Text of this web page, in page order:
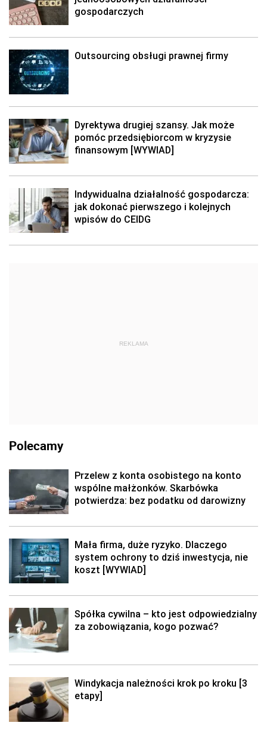
gospodarczych
Outsourcing obsługi prawnej firmy
Dyrektywa drugiej szansy. Jak może
pomóc przedsiębiorcom w kryzysie
finansowym [WYWIAD]
Indywidualna działalność gospodarcza:
jak dokonać pierwszego i kolejnych
wpisów do CEIDG
REKLAMA
Polecamy
Przelew z konta osobistego na konto
wspólne małżonków. Skarbówka
potwierdza: bez podatku od darowizny
Mała firma, duże ryzyko. Dlaczego
system ochrony to dziś inwestycja, nie
koszt [WYWIAD]
Spółka cywilna – kto jest odpowiedzialny
za zobowiązania, kogo pozwać?
Windykacja należności krok po kroku [3
etapy]